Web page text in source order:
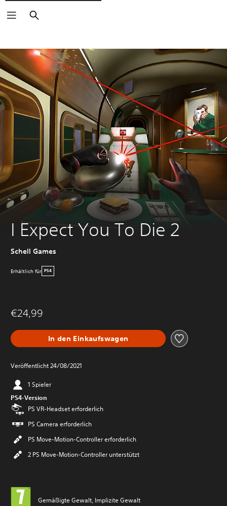
Suchen
I Expect You To Die 2
Schell Games
Erhältlich für PS4
€24,99
In den Einkaufswagen
Veröffentlicht 24/08/2021
1 Spieler
PS4-Version
PS VR-Headset erforderlich
PS Camera erforderlich
PS Move-Motion-Controller erforderlich
2 PS Move-Motion-Controller unterstützt
Gemäßigte Gewalt, Implizite Gewalt